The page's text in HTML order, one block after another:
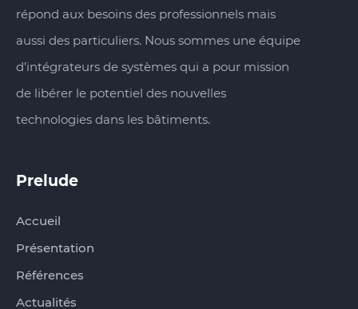
répond aux besoins des professionnels mais
aussi des particuliers. Nous sommes une équipe
d’intégrateurs de systèmes qui a pour mission
de libérer le potentiel des nouvelles
technologies dans les bâtiments.
Accueil
Présentation
Références
Actualités